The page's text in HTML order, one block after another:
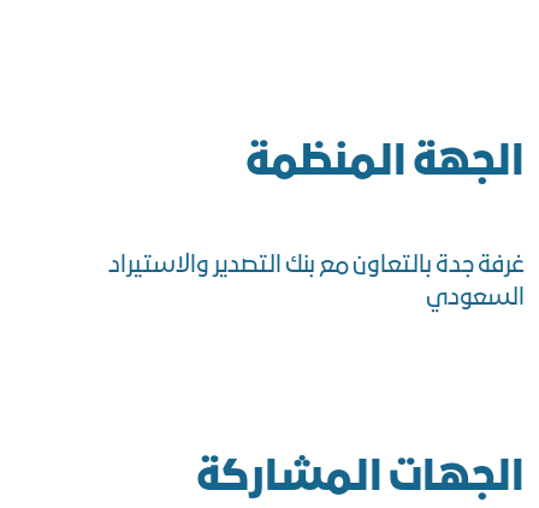
الجهة المنظمة
غرفة جدة بالتعاون مع بنك التصدير والاستيراد
السعودي
الجهات المشاركة